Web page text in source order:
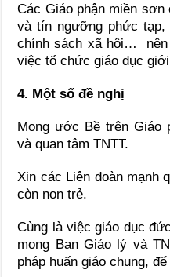
Các Giáo phận miền
và tín ngưỡng phức
chính sách xã hội… nên
việc tổ chức giáo dục
4. Một số đề nghị
Mong ước Bề trên Giáo
và quan tâm TNTT.
Xin các Liên đoàn mạnh
còn non trẻ.
Cùng là việc giáo dục
mong Ban Giáo lý và
pháp huấn giáo chung,